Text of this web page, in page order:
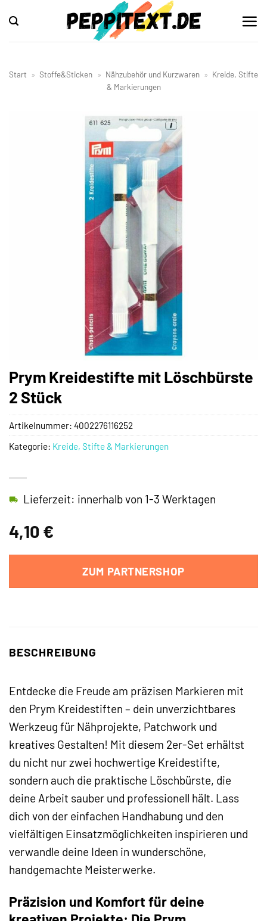
Inhalt
springen
Start » Stoffe&Sticken » Nähzubehör und Kurzwaren » Kreide, Stifte
& Markierungen
Prym Kreidestifte mit Löschbürste
2 Stück
4,10 €
Lieferzeit: innerhalb von 1-3 Werktagen
ZUM PARTNERSHOP
Artikelnummer: 4002276116252
Kategorie: Kreide, Stifte & Markierungen
BESCHREIBUNG
Entdecke die Freude am präzisen Markieren mit
den Prym Kreidestiften – dein unverzichtbares
Werkzeug für Nähprojekte, Patchwork und
kreatives Gestalten! Mit diesem 2er-Set erhältst
du nicht nur zwei hochwertige Kreidestifte,
sondern auch die praktische Löschbürste, die
deine Arbeit sauber und professionell hält. Lass
dich von der einfachen Handhabung und den
vielfältigen Einsatzmöglichkeiten inspirieren und
verwandle deine Ideen in wunderschöne,
handgemachte Meisterwerke.
Präzision und Komfort für deine